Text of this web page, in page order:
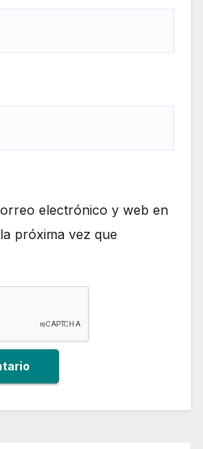
electrónico y web en
próxima vez que